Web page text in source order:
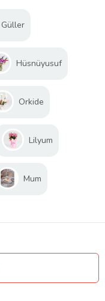
Güller
Hüsnüyusuf
Orkide
Lilyum
Mum